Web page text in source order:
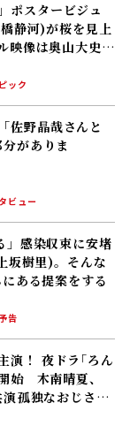
ポスタービジュ
静河)が桜を見上
映像は奥山大史監
年度後期放
ック
佐野晶哉さんと
がありま
ビュー
感染収束に安堵
坂樹里)。そんな
ある提案をする
告
演！ 夜ドラ｢ろん
始 木南晴夏、
――孤独なおじさん
向き合う